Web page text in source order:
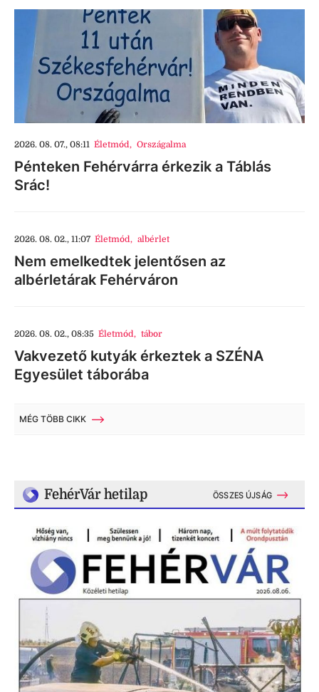
2026. 08. 07., 08:11 Életmód, Országalma
Pénteken Fehérvárra érkezik a Táblás
Srác!
2026. 08. 02., 11:07 Életmód, albérlet
Nem emelkedtek jelentősen az
albérletárak Fehérváron
2026. 08. 02., 08:35 Életmód, tábor
Vakvezető kutyák érkeztek a SZÉNA
Egyesület táborába
MÉG TÖBB CIKK
FehérVár hetilap ÖSSZES ÚJSÁG